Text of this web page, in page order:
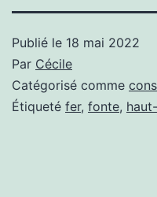
Publié le 18 mai 2022
Par Cécile
Catégorisé comme
Étiqueté fer, fonte,